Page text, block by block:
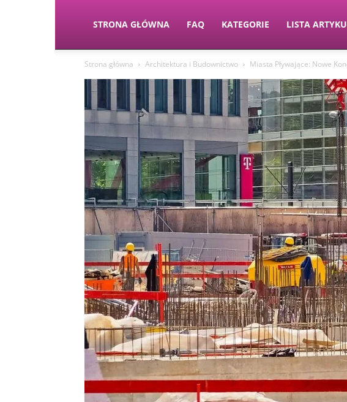
STRONA GŁÓWNA FAQ KATEGORIE LISTA
Strona główna Architektura i Budownictwo Miasta Pływające: Nowe